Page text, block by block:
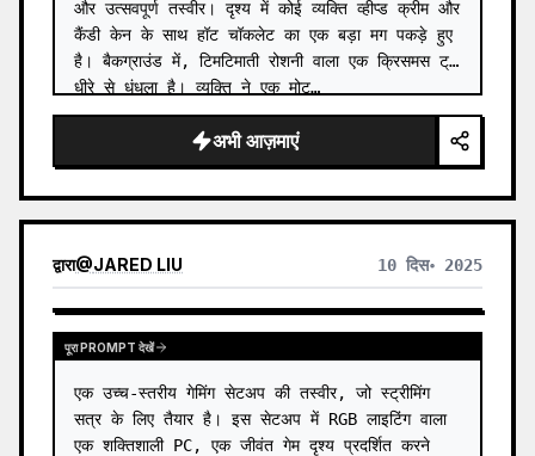
और उत्सवपूर्ण तस्वीर। दृश्य में कोई व्यक्ति व्हीप्ड क्रीम और
कैंडी केन के साथ हॉट चॉकलेट का एक बड़ा मग पकड़े हुए
है। बैकग्राउंड में, टिमटिमाती रोशनी वाला एक क्रिसमस ट्री
धीरे से धुंधला है। व्यक्ति ने एक मोट…
अभी आज़माएं
द्वारा@JARED LIU 10 दिस॰ 2025
पूरा PROMPT देखें
एक उच्च-स्तरीय गेमिंग सेटअप की तस्वीर, जो स्ट्रीमिंग
सत्र के लिए तैयार है। इस सेटअप में RGB लाइटिंग वाला
एक शक्तिशाली PC, एक जीवंत गेम दृश्य प्रदर्शित करने